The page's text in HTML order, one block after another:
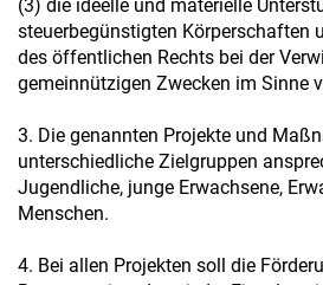
(3) die ideelle und materielle
steuerbegünstigten Körperschaften
des öffentlichen Rechts bei der
gemeinnützigen Zwecken im Sinne
3. Die genannten Projekte und
unterschiedliche Zielgruppen
Jugendliche, junge Erwachsene,
Menschen.
4. Bei allen Projekten soll die